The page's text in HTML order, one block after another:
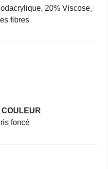
20% Viscose,
fibres
foncé